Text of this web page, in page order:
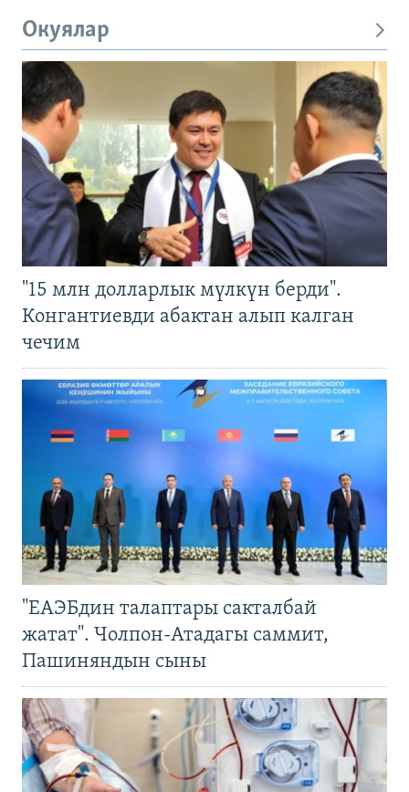
Окуялар
"15 млн долларлык мүлкүн берди".
Конгантиевди абактан алып калган
чечим
"ЕАЭБдин талаптары сакталбай
жатат". Чолпон-Атадагы саммит,
Пашиняндын сыны